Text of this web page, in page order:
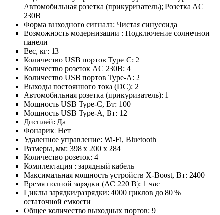
Автомобильная розетка (прикуриватель); Розетка AC
230В
Форма выходного сигнала: Чистая синусоида
Возможность модернизации : Подключение солнечной
панели
Вес, кг: 13
Количество USB портов Type-C: 2
Количество розеток AC 230В: 4
Количество USB портов Type-A: 2
Выходы постоянного тока (DC): 2
Автомобильная розетка (прикуриватель): 1
Мощность USB Type-C, Вт: 100
Мощность USB Type-A, Вт: 12
Дисплей: Да
Фонарик: Нет
Удаленное управление: Wi-Fi, Bluetooth
Размеры, мм: 398 х 200 х 284
Количество розеток: 4
Комплектация : зарядный кабель
Максимальная мощность устройств X-Boost, Вт: 2400
Время полной зарядки (AC 220 В): 1 час
Циклы зарядки/разрядки: 4000 циклов до 80 %
остаточной емкости
Общее количество выходных портов: 9